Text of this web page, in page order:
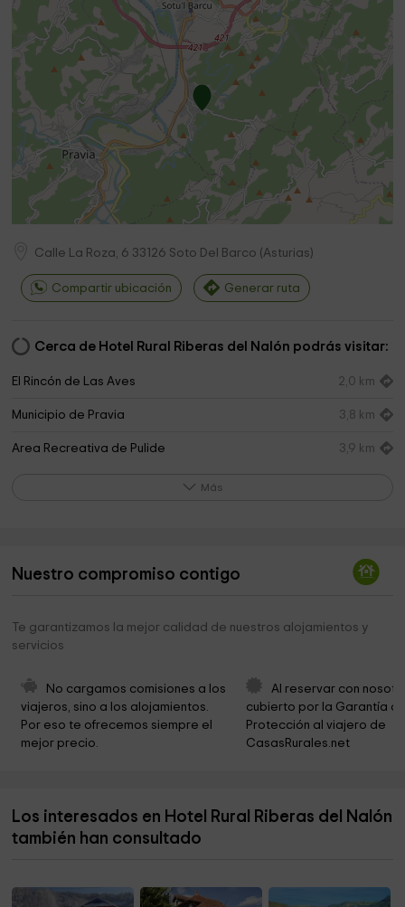
Calle La Roza, 6 33126 Soto Del Barco (Asturias)
Compartir ubicación Generar ruta
Cerca de Hotel Rural Riberas del Nalón podrás visitar:
El Rincón de Las Aves 2,0 km
Municipio de Pravia 3,8 km
Area Recreativa de Pulide 3,9 km
TAXI PRAVIA-AEROPUERTO(RILO TAXI)
Palacio Valdés Bazán 5,7 km
Cementerio de Escoredo
Grotto Arbedales
CDTL San Juan de la Arena
Área Recreativa Playa de los Quebrantos 6,8 km
Ayuntamiento de Candamo / Candamu 7,2 km
Más
Nuestro compromiso contigo
Te garantizamos la mejor calidad de nuestros alojamientos y
servicios
No cargamos comisiones a los
viajeros, sino a los alojamientos.
Por eso te ofrecemos siempre el
mejor precio.
Al reservar con
cubierto por la Garantía
Protección al viajero de
CasasRurales.net
Los interesados en Hotel Rural Riberas del Nalón
también han consultado